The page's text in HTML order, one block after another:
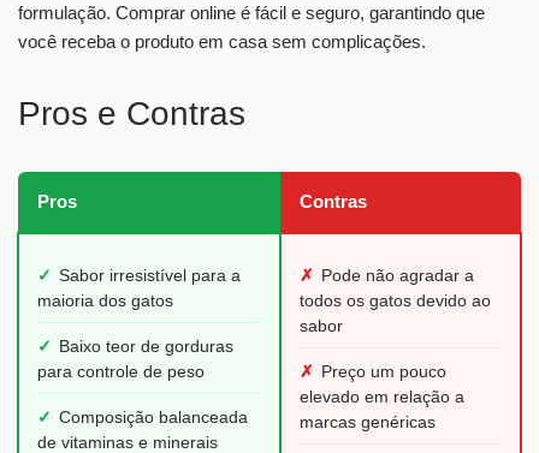
formulação. Comprar online é fácil e seguro, garantindo que
você receba o produto em casa sem complicações.
Pros e Contras
Pros Contras
✓ Sabor irresistível para a
maioria dos gatos
✓
Baixo teor de gorduras
para controle de peso
✓ Composição balanceada
de vitaminas e minerais
✗ Pode não agradar a
todos os gatos devido ao
sabor
✗ Preço um pouco
elevado em relação a
marcas genéricas